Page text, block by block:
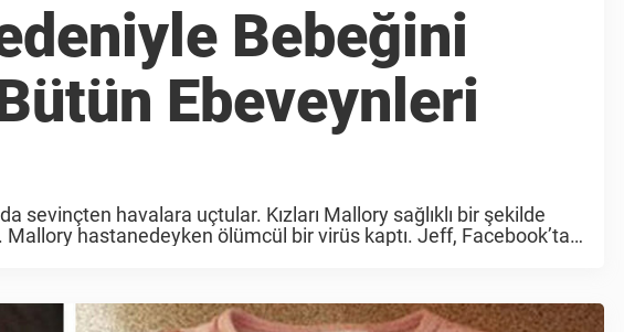
Bebeğini
Ebeveynleri
sevinçten havalara uçtular. Kızları Mallory sağlıklı bir şekilde
hastanedeyken ölümcül bir virüs kaptı. Jeff, Facebook’ta